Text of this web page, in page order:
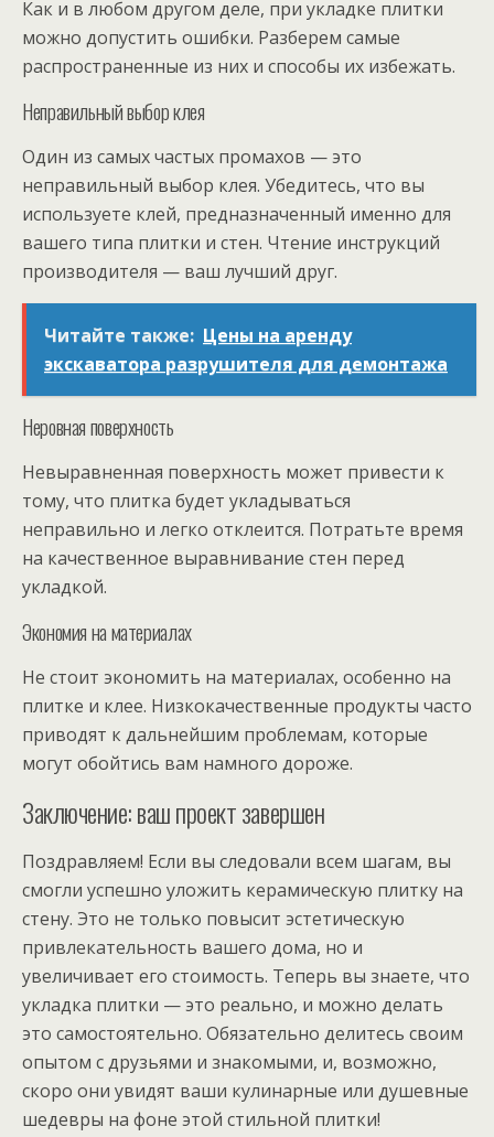
Как и в любом другом деле, при укладке плитки
можно допустить ошибки. Разберем самые
распространенные из них и способы их избежать.
Неправильный выбор клея
Один из самых частых промахов — это
неправильный выбор клея. Убедитесь, что вы
используете клей, предназначенный именно для
вашего типа плитки и стен. Чтение инструкций
производителя — ваш лучший друг.
Читайте также: Цены на аренду
экскаватора разрушителя для демонтажа
Неровная поверхность
Невыравненная поверхность может привести к
тому, что плитка будет укладываться
неправильно и легко отклеится. Потратьте время
на качественное выравнивание стен перед
укладкой.
Экономия на материалах
Не стоит экономить на материалах, особенно на
плитке и клее. Низкокачественные продукты часто
приводят к дальнейшим проблемам, которые
могут обойтись вам намного дороже.
Заключение: ваш проект завершен
Поздравляем! Если вы следовали всем шагам, вы
смогли успешно уложить керамическую плитку на
стену. Это не только повысит эстетическую
привлекательность вашего дома, но и
увеличивает его стоимость. Теперь вы знаете, что
укладка плитки — это реально, и можно делать
это самостоятельно. Обязательно делитесь своим
опытом с друзьями и знакомыми, и, возможно,
скоро они увидят ваши кулинарные или душевные
шедевры на фоне этой стильной плитки!